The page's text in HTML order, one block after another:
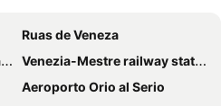
Business Resort Parkhotel Werth
Hotel Scoiattolo
Hotel Leonard
Ruas de Veneza
Venezia-Mestre railway station
Aeroporto Orio al Serio